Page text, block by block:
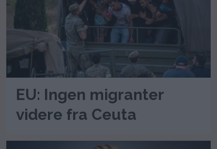
EU: Ingen migranter
videre fra Ceuta